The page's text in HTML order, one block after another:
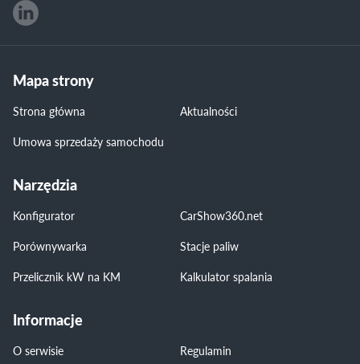
Mapa strony
Strona główna
Aktualności
Umowa sprzedaży samochodu
Narzędzia
Konfigurator
CarShow360.net
Porównywarka
Stacje paliw
Przelicznik kW na KM
Kalkulator spalania
Informacje
O serwisie Regulamin